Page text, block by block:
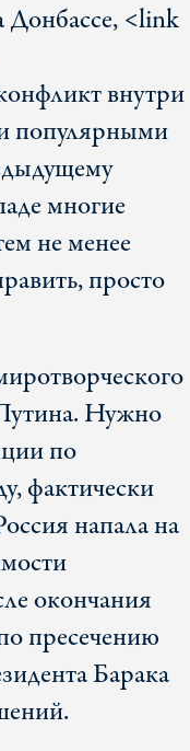
Донбассе, <link
внутри
популярными
многие
не менее
просто
Нужно
по
фактически
напала на
окончания
пресечению
Барака